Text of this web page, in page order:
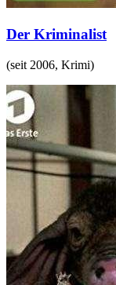
Der Kriminalist
(seit 2006, Krimi)